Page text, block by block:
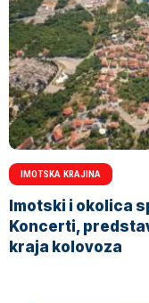
IMOTSKA KRAJINA
Imotski i okolica
Koncerti,
kraja kolovoza